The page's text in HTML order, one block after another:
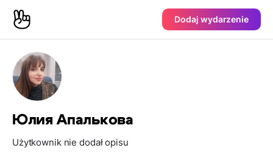
Dodaj wydarzenie
Юлия Апалькова
Użytkownik nie dodał opisu